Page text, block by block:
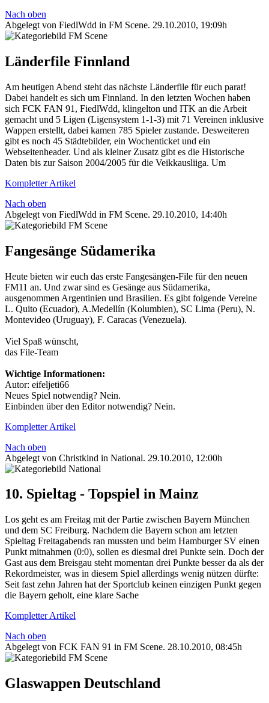
Nach oben
Abgelegt von FiedlWdd in FM Scene. 29.10.2010, 19:09h
Länderfile Finnland
Am heutigen Abend steht das nächste Länderfile für euch parat!
Dabei handelt es sich um Finnland. In den letzten Wochen haben
sich FCK FAN 91, FiedlWdd, klingelton und ITK an die Arbeit
gemacht und 5 Ligen (Ligensystem 1-1-3) mit 71 Vereinen inklusive
Wappen erstellt, dabei kamen 785 Spieler zustande. Desweiteren
gibt es noch 45 Städtebilder, ein Wochenticket und ein
Webseitenheader. Und als kleiner Zusatz gibt es die Historische
Daten bis zur Saison 2004/2005 für die Veikkausliiga. Um
Kompletter Artikel
Nach oben
Abgelegt von FiedlWdd in FM Scene. 29.10.2010, 14:40h
Fangesänge Südamerika
Heute bieten wir euch das erste Fangesängen-File für den neuen
FM11 an. Und zwar sind es Gesänge aus Südamerika,
ausgenommen Argentinien und Brasilien. Es gibt folgende Vereine
L. Quito (Ecuador), A.Medellín (Kolumbien), SC Lima (Peru), N.
Montevideo (Uruguay), F. Caracas (Venezuela).
Viel Spaß wünscht,
das File-Team
Wichtige Informationen:
Autor: eifeljeti66
Neues Spiel notwendig? Nein.
Einbinden über den Editor notwendig? Nein.
Kompletter Artikel
Nach oben
Abgelegt von Christkind in National. 29.10.2010, 12:00h
10. Spieltag - Topspiel in Mainz
Los geht es am Freitag mit der Partie zwischen Bayern München
und dem SC Freiburg. Nachdem die Bayern schon am letzten
Spieltag Freitagabends ran mussten und beim Hamburger SV einen
Punkt mitnahmen (0:0), sollen es diesmal drei Punkte sein. Doch der
Gast aus dem Breisgau steht momentan drei Punkte besser da als der
Rekordmeister, was in diesem Spiel allerdings wenig nützen dürfte:
Seit fast zehn Jahren hat der Sportclub keinen einzigen Punkt gegen
die Bayern geholt, eine klare Sache
Kompletter Artikel
Nach oben
Abgelegt von FCK FAN 91 in FM Scene. 28.10.2010, 08:45h
Glaswappen Deutschland